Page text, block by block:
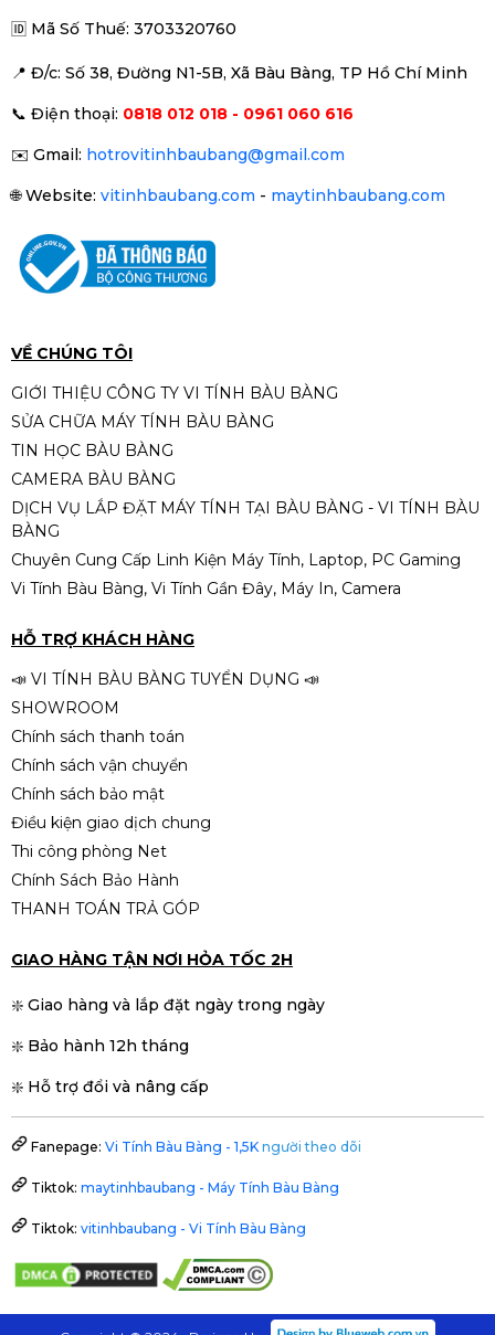
🆔 Mã Số Thuế: 3703320760
📍 Đ/c: Số 38, Đường N1-5B, Xã Bàu Bàng, TP Hồ Chí Minh
📞 Điện thoại: 0818 012 018 - 0961 060 616
✉️ Gmail: hotrovitinhbaubang@gmail.com
🌐Website: vitinhbaubang.com - maytinhbaubang.com
VỀ CHÚNG TÔI
GIỚI THIỆU CÔNG TY VI TÍNH BÀU BÀNG
SỬA CHỮA MÁY TÍNH BÀU BÀNG
TIN HỌC BÀU BÀNG
CAMERA BÀU BÀNG
DỊCH VỤ LẮP ĐẶT MÁY TÍNH TẠI BÀU BÀNG - VI TÍNH BÀU
BÀNG
Chuyên Cung Cấp Linh Kiện Máy Tính, Laptop, PC Gaming
Vi Tính Bàu Bàng, Vi Tính Gần Đây, Máy In, Camera
HỖ TRỢ KHÁCH HÀNG
📣 VI TÍNH BÀU BÀNG TUYỂN DỤNG 📣
SHOWROOM
Chính sách thanh toán
Chính sách vận chuyển
Chính sách bảo mật
Điều kiện giao dịch chung
Thi công phòng Net
Chính Sách Bảo Hành
THANH TOÁN TRẢ GÓP
GIAO HÀNG TẬN NƠI HỎA TỐC 2H
❇️ Giao hàng và lắp đặt ngày trong ngày
❇️ Bảo hành 12h tháng
❇️ Hỗ trợ đổi và nâng cấp
Fanepage: Vi Tính Bàu Bàng - 1,5K người theo dõi
Tiktok: maytinhbaubang - Máy Tính Bàu Bàng
Tiktok: vitinhbaubang - Vi Tính Bàu Bàng